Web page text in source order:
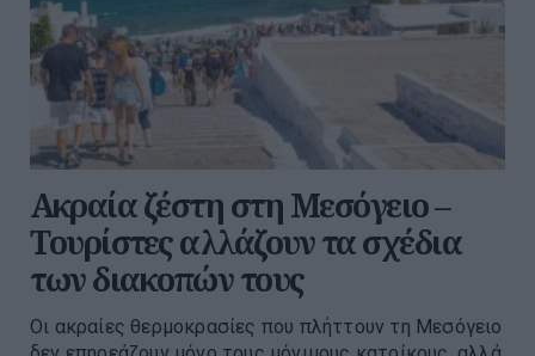
Ακραία ζέστη στη Μεσόγειο –
Τουρίστες αλλάζουν τα σχέδια
των διακοπών τους
Οι ακραίες θερμοκρασίες που πλήττουν τη Μεσόγειο